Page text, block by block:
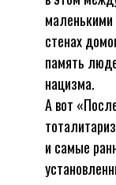
стенах
память
нацизма.
А вот
и самые